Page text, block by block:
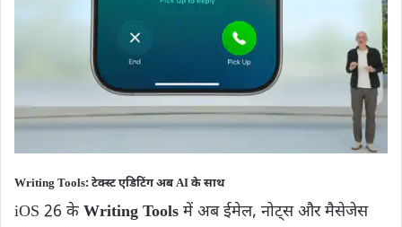
Writing Tools: टेक्स्ट एडिटिंग अब AI के साथ
iOS 26 के Writing Tools में अब ईमेल, नोट्स और मैसेजेस